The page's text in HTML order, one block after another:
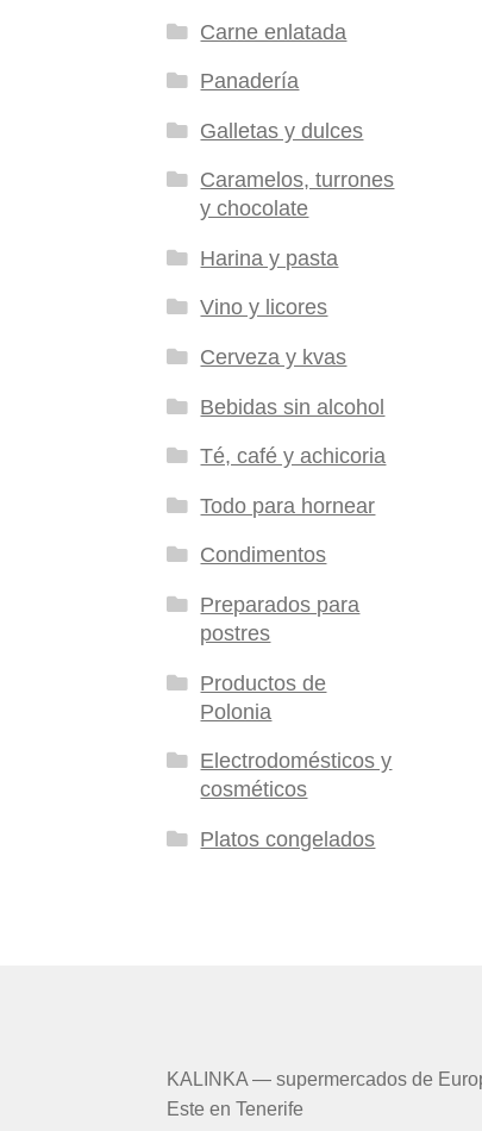
Carne enlatada
Panadería
Galletas y dulces
Caramelos, turrones
y chocolate
Harina y pasta
Vino y licores
Cerveza y kvas
Bebidas sin alcohol
Té, café y achicoria
Todo para hornear
Condimentos
Preparados para
postres
Productos de
Polonia
Electrodomésticos y
cosméticos
Platos congelados
KALINKA — supermercados de
Este en Tenerife